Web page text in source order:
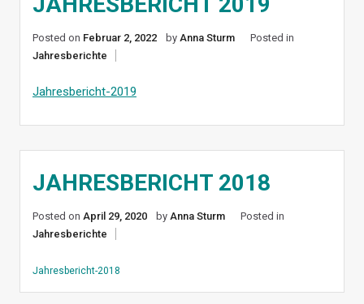
Posted on Februar 2, 2022 by Anna Sturm
Posted in
Jahresberichte
Jahresbericht-2019
JAHRESBERICHT 2018
Posted on April 29, 2020 by Anna Sturm
Posted in
Jahresberichte
Jahresbericht-2018